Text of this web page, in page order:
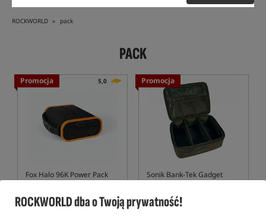
ROCKWORLD dba o Twoją prywatność!
ROCKWORLD pack
PACK
Promocja 5,0
Fox Halo 96K Power Pack
829,99
Promocja
Sonik Bank-Tek Gadget
Table Pack
135,99